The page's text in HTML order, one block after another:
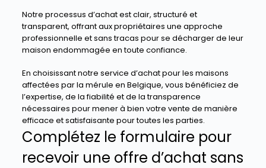
Notre processus d’achat est clair, structuré et
transparent, offrant aux propriétaires une approche
professionnelle et sans tracas pour se décharger de leur
maison endommagée en toute confiance.
En choisissant notre service d’achat pour les maisons
affectées par la mérule en Belgique, vous bénéficiez de
l’expertise, de la fiabilité et de la transparence
nécessaires pour mener à bien votre vente de manière
efficace et satisfaisante pour toutes les parties.
Complétez le formulaire pour
recevoir une offre d’achat sans